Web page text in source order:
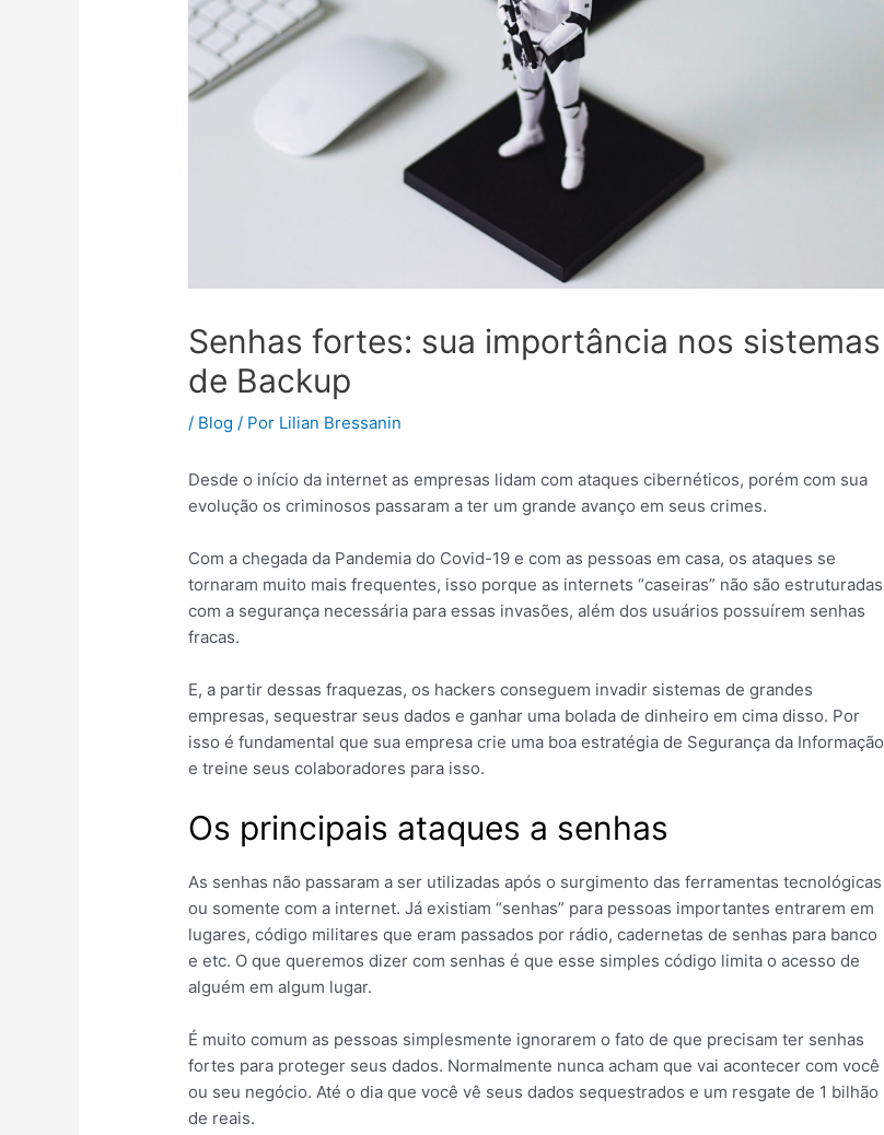
Senhas fortes: sua importância nos sistemas
de Backup
/ Blog / Por Lilian Bressanin
Desde o início da internet as empresas lidam com ataques cibernéticos, porém com sua
evolução os criminosos passaram a ter um grande avanço em seus crimes.
Com a chegada da Pandemia do Covid-19 e com as pessoas em casa, os ataques se
tornaram muito mais frequentes, isso porque as internets “caseiras” não são estruturadas
com a segurança necessária para essas invasões, além dos usuários possuírem senhas
fracas.
E, a partir dessas fraquezas, os hackers conseguem invadir sistemas de grandes
empresas, sequestrar seus dados e ganhar uma bolada de dinheiro em cima disso. Por
isso é fundamental que sua empresa crie uma boa estratégia de Segurança da Informação
e treine seus colaboradores para isso.
Os principais ataques a senhas
As senhas não passaram a ser utilizadas após o surgimento das ferramentas tecnológicas
ou somente com a internet. Já existiam “senhas” para pessoas importantes entrarem em
lugares, código militares que eram passados por rádio, cadernetas de senhas para banco
e etc. O que queremos dizer com senhas é que esse simples código limita o acesso de
alguém em algum lugar.
É muito comum as pessoas simplesmente ignorarem o fato de que precisam ter senhas
fortes para proteger seus dados. Normalmente nunca acham que vai acontecer com você
ou seu negócio. Até o dia que você vê seus dados sequestrados e um resgate de 1 bilhão
de reais.